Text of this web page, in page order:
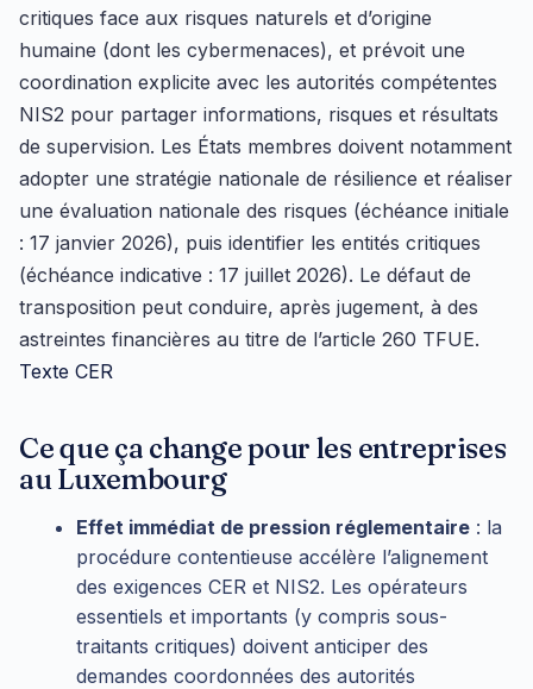
critiques face aux risques naturels et d’origine
humaine (dont les cybermenaces), et prévoit une
coordination explicite avec les autorités compétentes
NIS2 pour partager informations, risques et résultats
de supervision. Les États membres doivent notamment
adopter une stratégie nationale de résilience et réaliser
une évaluation nationale des risques (échéance initiale
: 17 janvier 2026), puis identifier les entités critiques
(échéance indicative : 17 juillet 2026). Le défaut de
transposition peut conduire, après jugement, à des
astreintes financières au titre de l’article 260 TFUE.
Texte CER
Ce que ça change pour les entreprises
au Luxembourg
Effet immédiat de pression réglementaire : la
procédure contentieuse accélère l’alignement
des exigences CER et NIS2. Les opérateurs
essentiels et importants (y compris sous-
traitants critiques) doivent anticiper des
demandes coordonnées des autorités